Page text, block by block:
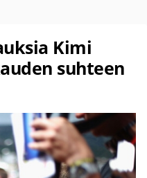
Kimi
suhteen